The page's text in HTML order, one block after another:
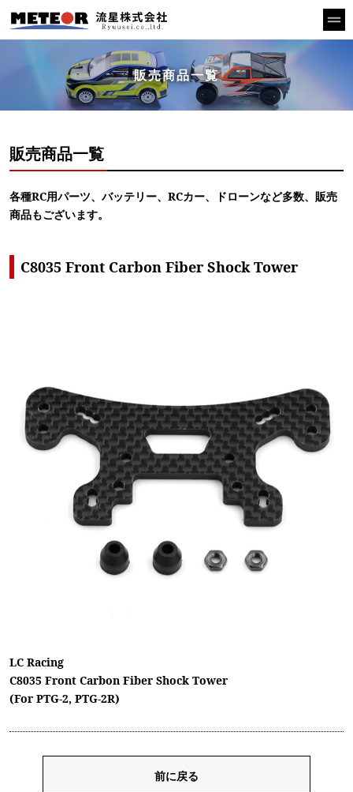
販売商品一覧
販売商品一覧
各種RC用パーツ、バッテリー、RCカー、ドローンなど多数、販売
商品もございます。
C8035 Front Carbon Fiber Shock Tower
LC Racing
C8035 Front Carbon Fiber Shock Tower
(For PTG-2, PTG-2R)
前に戻る